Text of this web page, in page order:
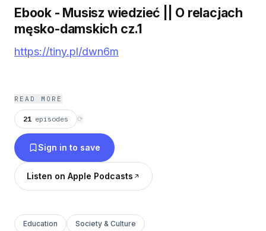
Ebook - Musisz wiedzieć || O relacjach
męsko-damskich cz.1
https://tiny.pl/dwn6m
READ MORE
21 episodes ⟳
Sign in to save
Listen on Apple Podcasts
Education Society & Culture